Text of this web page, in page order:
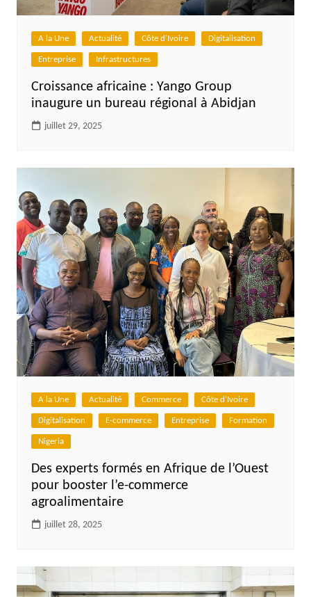
A la Une Actualité Côte d'Ivoire Digitalisation
Entreprise Infrastructures
Croissance africaine : Yango Group
inaugure un bureau régional à Abidjan
juillet 29, 2025
A la Une Actualité Commerce Côte d'Ivoire
Digitalisation E-commerce Entreprise Formation
Nigeria
Des experts formés en Afrique de l’Ouest
pour booster l’e-commerce
agroalimentaire
juillet 28, 2025